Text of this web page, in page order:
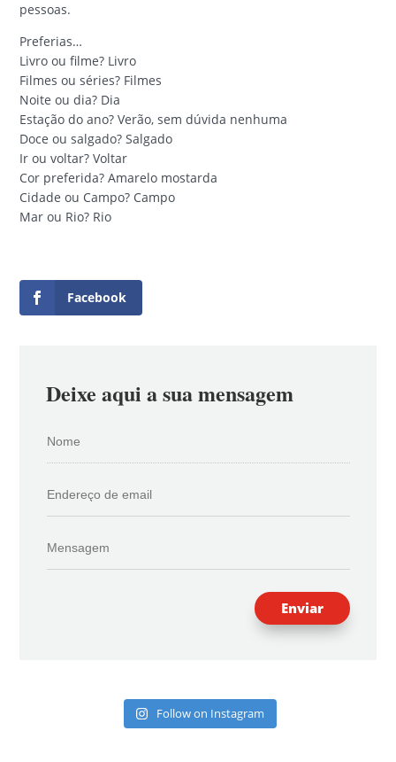
pessoas.
Preferias…
Livro ou filme? Livro
Filmes ou séries? Filmes
Noite ou dia? Dia
Estação do ano? Verão, sem dúvida nenhuma
Doce ou salgado? Salgado
Ir ou voltar? Voltar
Cor preferida? Amarelo mostarda
Cidade ou Campo? Campo
Mar ou Rio? Rio
Facebook
Deixe aqui a sua mensagem
Enviar
Follow on Instagram